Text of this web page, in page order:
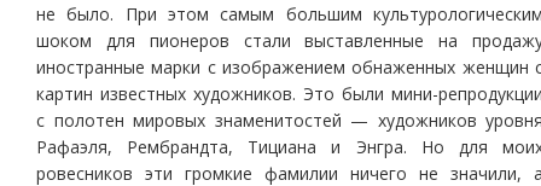
не было. При этом самым большим
шоком для пионеров стали выставленные на
иностранные марки с изображением обнаженных женщин
картин известных художников. Это были мини-
с полотен мировых знаменитостей — художников
Рафаэля, Рембрандта, Тициана и Энгра. Но для
ровесников эти громкие фамилии ничего не значили,